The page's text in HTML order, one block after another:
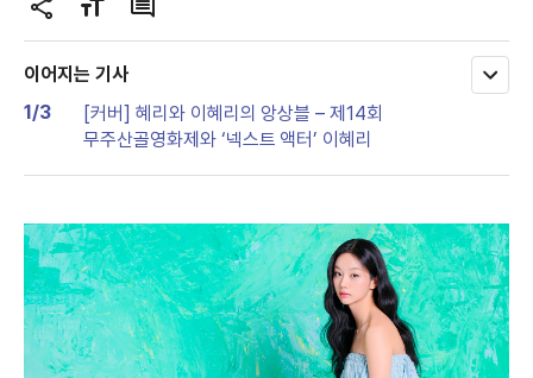
공
유
하
글
자
크
변
경
댓
글
이어지는 기사
1/3
[커버] 혜리와 이혜리의 앙상블 – 제14회
무주산골영화제와 ‘넥스트 액터’ 이혜리
모